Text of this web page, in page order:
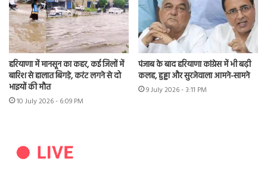
हरियाणा में मानसून का कहर, कई जिलों में
बारिश से हालात बिगड़े, करंट लगने से दो
भाइयों की मौत
10 July 2026 - 6:09 PM
पंजाब के बाद हरियाणा कांग्रेस में भी बढ़ी
कलह, हुड्डा और सुरजेवाला आमने-सामने
9 July 2026 - 3:11 PM